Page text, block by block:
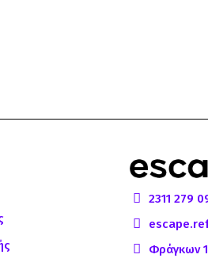
2311 279
Φράγκων